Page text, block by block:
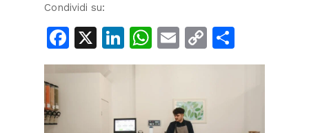
Condividi su:
Facebook
X LinkedIn
WhatsApp
Email
Copy
Link